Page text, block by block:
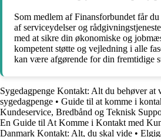
Som medlem af Finansforbundet får
af serviceydelser og
med at sikre din økonomiske og
kompetent støtte og vejledning i alle
kan være afgørende for din fremtidige
Sygedagpenge Kontakt: Alt du behøver at
sygedagpenge • Guide til at komme i
Kundeservice, Bredbånd og Teknisk
En Guide til At Komme i Kontakt med
Danmark Kontakt: Alt, du skal vide •